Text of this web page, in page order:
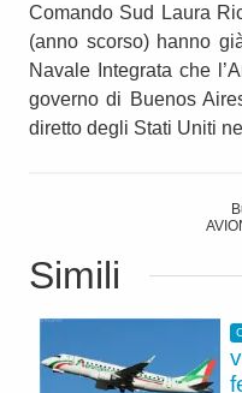
Comando Sud Laura
(anno scorso) hanno
Navale Integrata che
governo di Buenos
diretto degli Stati Uniti
Simili